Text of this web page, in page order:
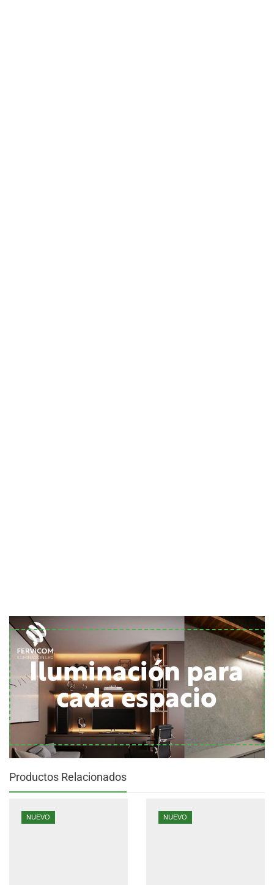
Iluminación para
cada espacio
Productos Relacionados
NUEVO NUEVO